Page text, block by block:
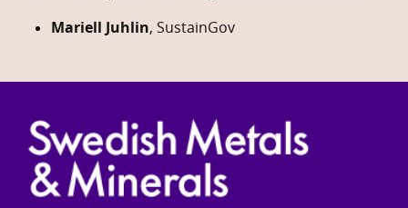
Mariell Juhlin, SustainGov